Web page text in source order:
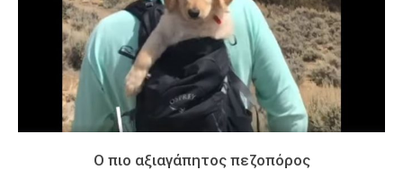
Ο πιο αξιαγάπητος πεζοπόρος